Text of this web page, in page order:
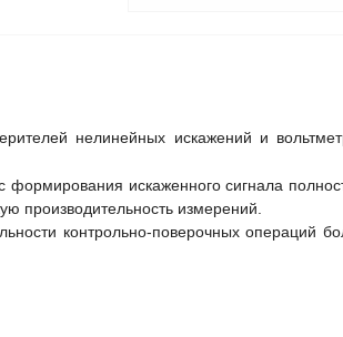
нелинейных искажений и
формирования искаженного сигнала
производительность измерений.
контрольно-поверочных операций